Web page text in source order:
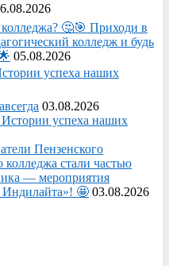
🤔🎯 Приходи в
колледж и будь
05.08.2026
успеха наших
03.08.2026
успеха наших
Пензенского
колледжа стали частью
— мероприятия
Индилайта»! 🤩 03.08.2026